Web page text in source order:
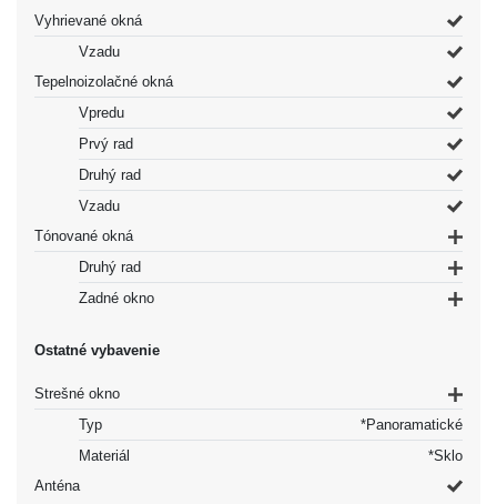
Vyhrievané okná
Vzadu
Tepelnoizolačné okná
Vpredu
Prvý rad
Druhý rad
Vzadu
Tónované okná
Druhý rad
Zadné okno
Ostatné vybavenie
Strešné okno
Typ
*Panoramatické
Materiál
*Sklo
Anténa